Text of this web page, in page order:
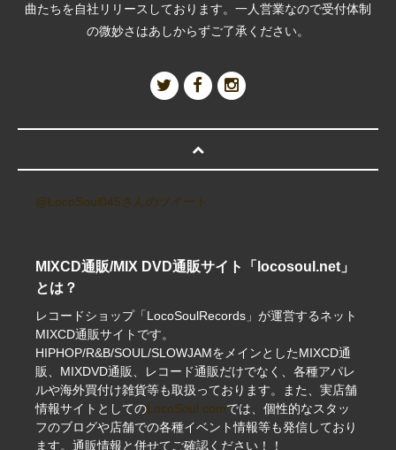
曲たちを自社リリースしております。一人営業なので受付体制
の微妙さはあしからずご了承ください。
@LocoSoul045さんのツイート
MIXCD通販/MIX DVD通販サイト「locosoul.net」
とは？
レコードショップ「LocoSoulRecords」が運営するネット
MIXCD通販サイトです。
HIPHOP/R&B/SOUL/SLOWJAMをメインとしたMIXCD通
販、MIXDVD通販、レコード通販だけでなく、各種アパレ
ルや海外買付け雑貨等も取扱っております。また、実店舗
情報サイトとしてのLocoSoul.comでは、個性的なスタッ
フのブログや店舗での各種イベント情報等も発信しており
ます。通販情報と併せてご確認ください！！